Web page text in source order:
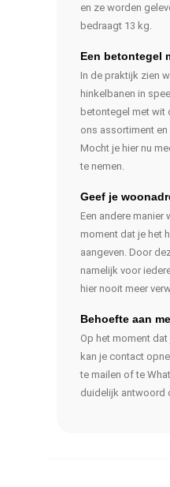
en ze worden
bedraagt 13 kg.
Een betontegel
In de praktijk zien
hinkelbanen in
betontegel met wit
ons assortiment en
Mocht je hier nu
te nemen.
Geef je
Een andere
moment dat je het
aangeven. Door
namelijk voor
hier nooit meer
Behoefte aan
Op het moment
kan je contact
te mailen of te
duidelijk antwoord